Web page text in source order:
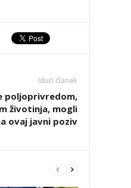
Idući članak
poljoprivredom,
životinja, mogli
ovaj javni poziv